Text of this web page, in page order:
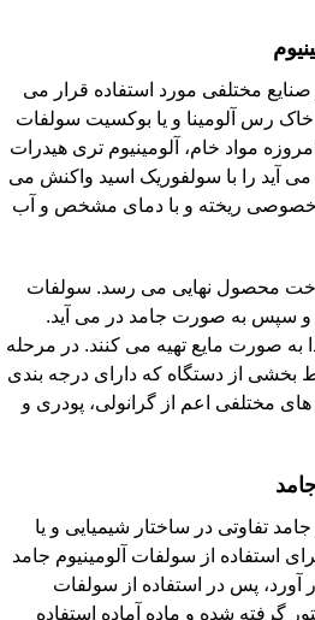
صنایع مختلفی مورد استفاده قرار می
رس آلومینا و یا بوکسیت سولفات
مواد خام، آلومینیوم تری هیدرات
آید را با سولفوریک اسید واکنش می
خصوصی ریخته و با دمای مشخص و آب
محصول نهایی می رسد. سولفات
و سپس به صورت جامد در می آید.
به صورت مایع تهیه می کنند. در مرحله
بخشی از دستگاه که دارای درجه بندی
مختلفی اعم از گرانولی، پودری و
تفاوتی در ساختار شیمیایی و یا
استفاده از سولفات آلومینیوم جامد
آورد، پس در استفاده از سولفات
گرفته شده و ماده آماده استفاده